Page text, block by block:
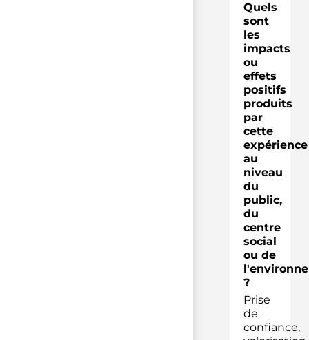
Quels
sont
les
impacts
ou
effets
positifs
produits
par
cette
expérience
au
niveau
du
public,
du
centre
social
ou de
?
Prise
de
confiance,